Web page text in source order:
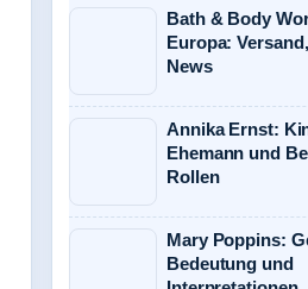
Bath & Body
Europa:
News
Annika Ernst:
Ehemann und
Rollen
Mary Poppins:
Bedeutung und